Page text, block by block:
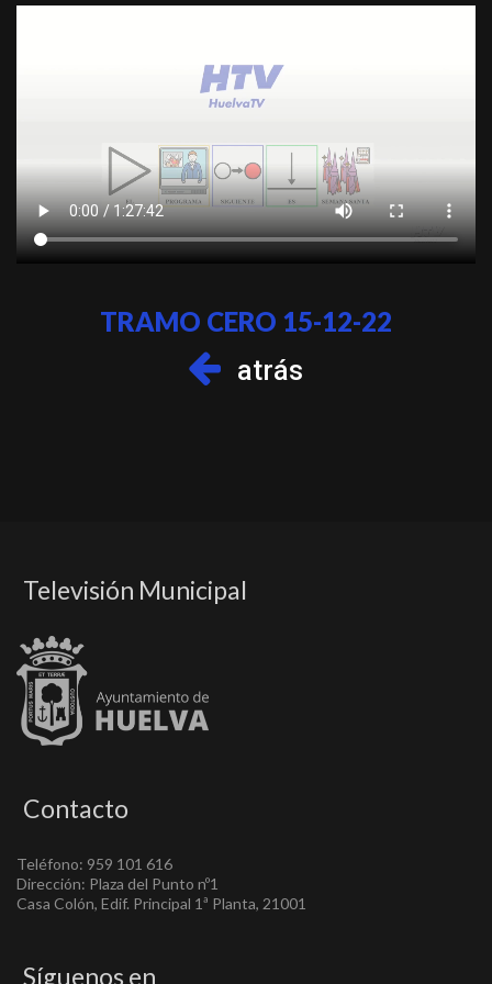
TRAMO CERO 15-12-22
atrás
Televisión Municipal
Contacto
Teléfono: 959 101 616
Dirección: Plaza del Punto nº1
Casa Colón, Edif. Principal 1ª Planta, 21001
Síguenos en